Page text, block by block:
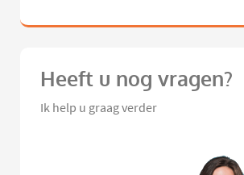
Heeft u nog vragen?
Ik help u graag verder